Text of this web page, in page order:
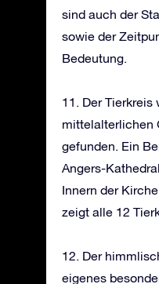
sind auch der
sowie der
Bedeutung.
11. Der Tierkreis
mittelalterlichen
gefunden. Ein
Angers-
Innern der
zeigt alle 12
12. Der
eigenes